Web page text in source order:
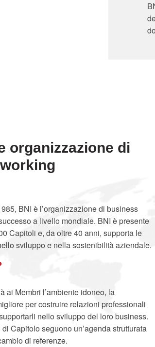
organizzazione di
BNI è l’organizzazione di business
a livello mondiale. BNI è presente
Capitoli e, da oltre 40 anni, supporta le
sviluppo e nella sostenibilità aziendale.
ai Membri l’ambiente idoneo, la
per costruire relazioni professionali
nello sviluppo del loro business.
Capitolo seguono un’agenda strutturata
di referenze.